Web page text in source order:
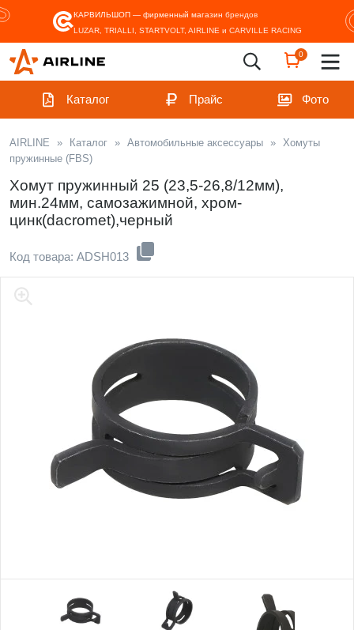
КАРВИЛЬШОП — фирменный магазин брендов
LUZAR, TRIALLI, STARTVOLT, AIRLINE и CARVILLE RACING
0
Каталог Прайс Фото
AIRLINE » Каталог » Автомобильные аксессуары » Хомуты
пружинные (FBS)
Хомут пружинный 25 (23,5-26,8/12мм),
мин.24мм, самозажимной, хром-
цинк(dacromet),черный
Код товара: ADSH013